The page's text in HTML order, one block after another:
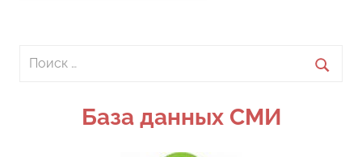
Поиск
База данных СМИ